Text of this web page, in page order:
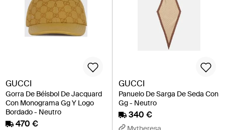
GUCCI
Gorra De Béisbol De Jacquard
Con Monograma Gg Y Logo
Bordado - Neutro
470 €
GUCCI
Panuelo De Sarga De Seda Con
Gg - Neutro
340 €